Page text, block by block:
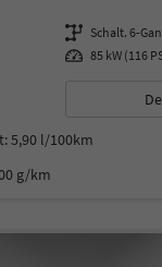
Getriebe Schalt. 6-
Leistung 85 kW (116
5,90 l/100km
g/km